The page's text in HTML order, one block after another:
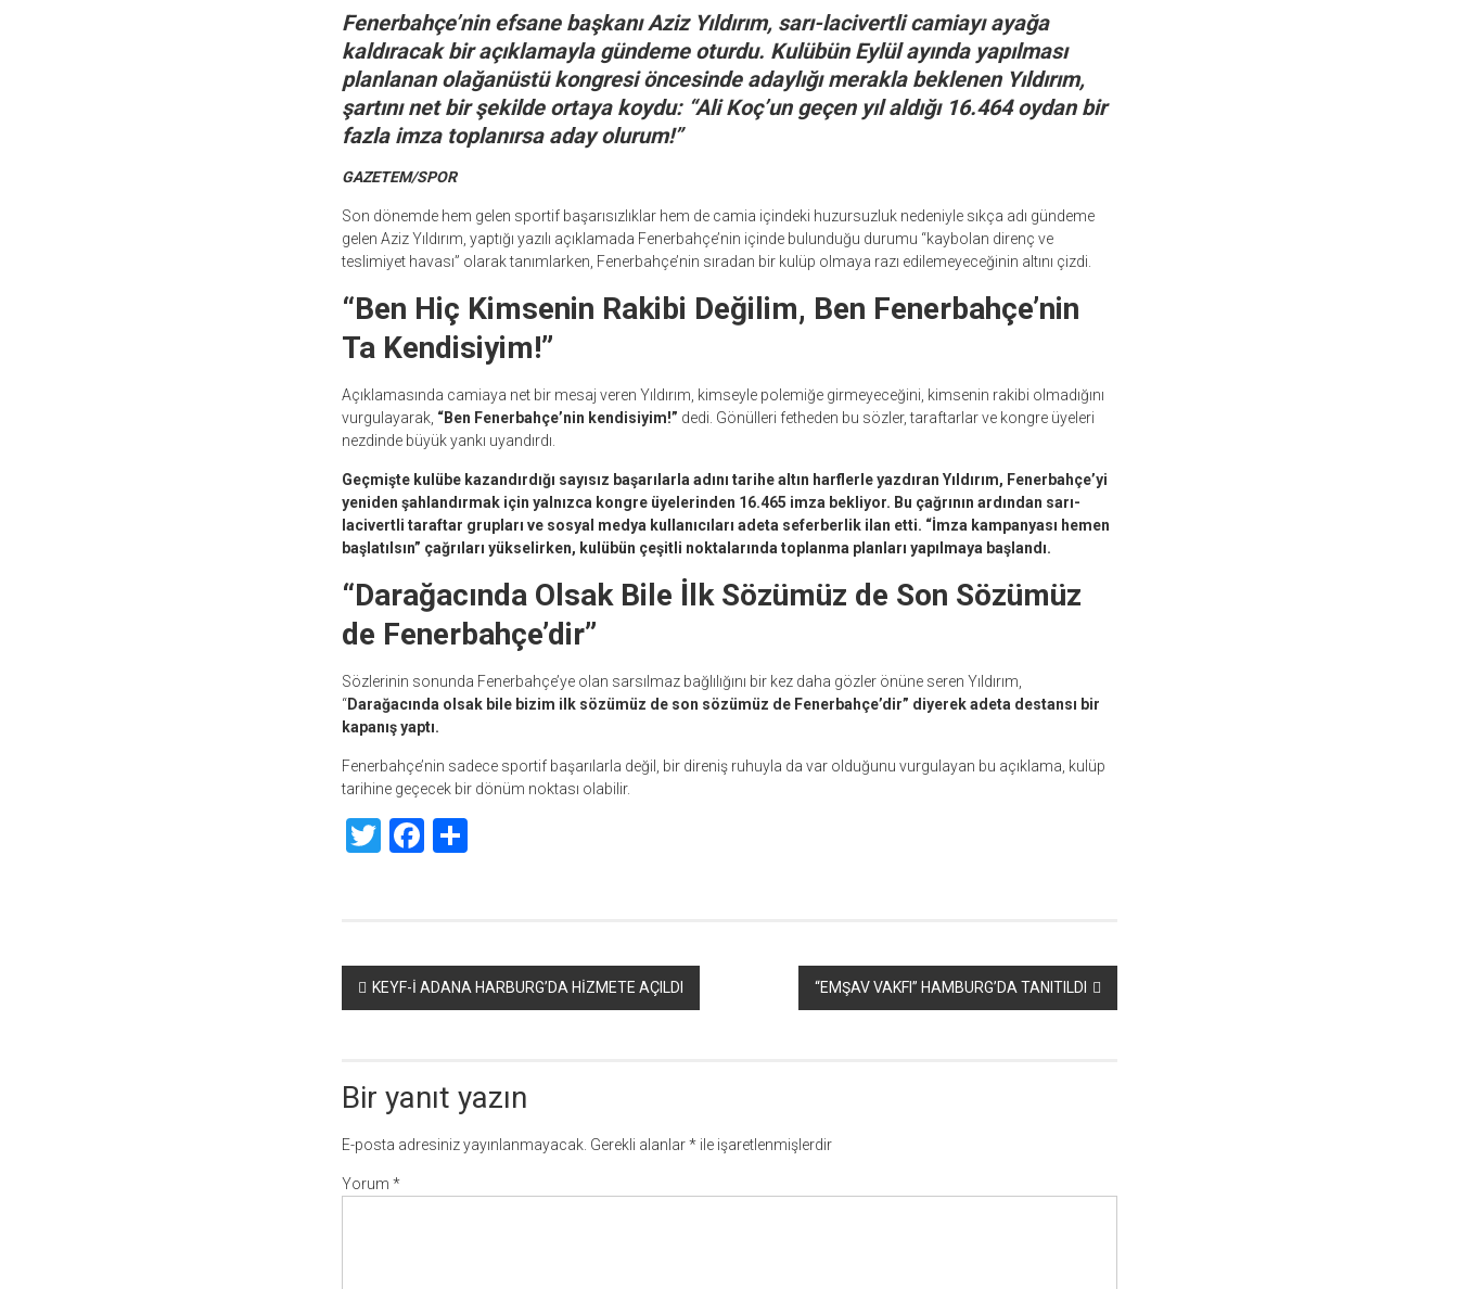
Fenerbahçe’nin efsane başkanı Aziz Yıldırım, sarı-lacivertli camiayı ayağa
kaldıracak bir açıklamayla gündeme oturdu. Kulübün Eylül ayında yapılması
planlanan olağanüstü kongresi öncesinde adaylığı merakla beklenen Yıldırım,
şartını net bir şekilde ortaya koydu: “Ali Koç’un geçen yıl aldığı 16.464 oydan bir
fazla imza toplanırsa aday olurum!”
GAZETEM/SPOR
Son dönemde hem gelen sportif başarısızlıklar hem de camia içindeki huzursuzluk nedeniyle sıkça adı gündeme
gelen Aziz Yıldırım, yaptığı yazılı açıklamada Fenerbahçe’nin içinde bulunduğu durumu “kaybolan direnç ve
teslimiyet havası” olarak tanımlarken, Fenerbahçe’nin sıradan bir kulüp olmaya razı edilemeyeceğinin altını çizdi.
“Ben Hiç Kimsenin Rakibi Değilim, Ben Fenerbahçe’nin
Ta Kendisiyim!”
Açıklamasında camiaya net bir mesaj veren Yıldırım, kimseyle polemiğe girmeyeceğini, kimsenin rakibi olmadığını
vurgulayarak, “Ben Fenerbahçe’nin kendisiyim!” dedi. Gönülleri fetheden bu sözler, taraftarlar ve kongre üyeleri
nezdinde büyük yankı uyandırdı.
Geçmişte kulübe kazandırdığı sayısız başarılarla adını tarihe altın harflerle yazdıran Yıldırım, Fenerbahçe’yi
yeniden şahlandırmak için yalnızca kongre üyelerinden 16.465 imza bekliyor. Bu çağrının ardından sarı-
lacivertli taraftar grupları ve sosyal medya kullanıcıları adeta seferberlik ilan etti. “İmza kampanyası hemen
başlatılsın” çağrıları yükselirken, kulübün çeşitli noktalarında toplanma planları yapılmaya başlandı.
“Darağacında Olsak Bile İlk Sözümüz de Son Sözümüz
de Fenerbahçe’dir”
Sözlerinin sonunda Fenerbahçe’ye olan sarsılmaz bağlılığını bir kez daha gözler önüne seren Yıldırım,
“Darağacında olsak bile bizim ilk sözümüz de son sözümüz de Fenerbahçe’dir” diyerek adeta destansı bir
kapanış yaptı.
Fenerbahçe’nin sadece sportif başarılarla değil, bir direniş ruhuyla da var olduğunu vurgulayan bu açıklama, kulüp
tarihine geçecek bir dönüm noktası olabilir.
TwitterFacebook
Share
Yazı
dolaşımı
KEYF-İ ADANA HARBURG’DA HİZMETE AÇILDI “EMŞAV VAKFI” HAMBURG’DA TANITILDI
Bir yanıt yazın
E-posta adresiniz yayınlanmayacak. Gerekli alanlar*ile işaretlenmişlerdir
Yorum *